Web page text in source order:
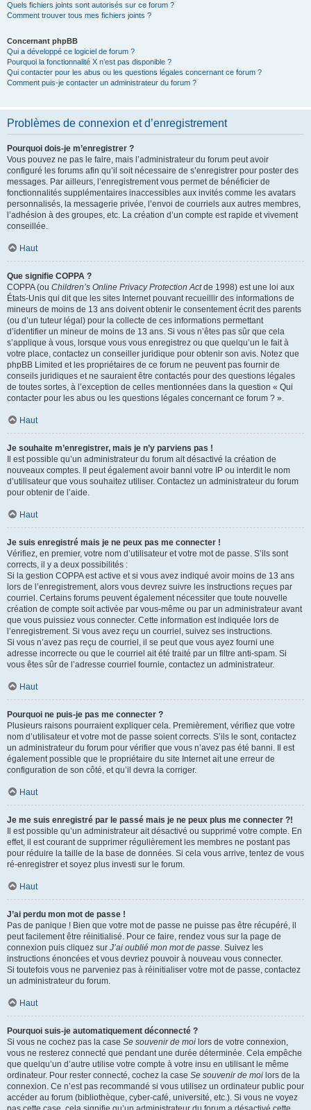
Quels fichiers joints sont autorisés sur ce forum ?
Comment trouver tous mes fichiers joints ?
Concernant phpBB
Qui a développé ce logiciel de forum ?
Pourquoi la fonctionnalité X n’est pas disponible ?
Qui contacter pour les abus ou les questions légales concernant ce forum ?
Comment puis-je contacter un administrateur du forum ?
Problèmes de connexion et d’enregistrement
Pourquoi dois-je m’enregistrer ?
Vous pouvez ne pas le faire, mais l’administrateur du forum peut avoir
configuré les forums afin qu’il soit nécessaire de s’enregistrer pour poster des
messages. Par ailleurs, l’enregistrement vous permet de bénéficier de
fonctionnalités supplémentaires inaccessibles aux invités comme les avatars
personnalisés, la messagerie privée, l’envoi de courriels aux autres membres,
l’adhésion à des groupes, etc. La création d’un compte est rapide et vivement
conseillée.
Haut
Que signifie COPPA ?
COPPA (ou Children’s Online Privacy Protection Actde 1998) est une loi aux
États-Unis qui dit que les sites Internet pouvant recueillir des informations de
mineurs de moins de 13 ans doivent obtenir le consentement écrit des parents
(ou d’un tuteur légal) pour la collecte de ces informations permettant
d’identifier un mineur de moins de 13 ans. Si vous n’êtes pas sûr que cela
s’applique à vous, lorsque vous vous enregistrez ou que quelqu’un le fait à
votre place, contactez un conseiller juridique pour obtenir son avis. Notez que
phpBB Limited et les propriétaires de ce forum ne peuvent pas fournir de
conseils juridiques et ne sauraient être contactés pour des questions légales
de toutes sortes, à l’exception de celles mentionnées dans la question « Qui
contacter pour les abus ou les questions légales concernant ce forum ? ».
Haut
Je souhaite m’enregistrer, mais je n’y parviens pas !
Il est possible qu’un administrateur du forum ait désactivé la création de
nouveaux comptes. Il peut également avoir banni votre IP ou interdit le nom
d’utilisateur que vous souhaitez utiliser. Contactez un administrateur du forum
pour obtenir de l’aide.
Haut
Je suis enregistré mais je ne peux pas me connecter !
Vérifiez, en premier, votre nom d’utilisateur et votre mot de passe. S’ils sont
corrects, il y a deux possibilités :
Si la gestion COPPA est active et si vous avez indiqué avoir moins de 13 ans
lors de l’enregistrement, alors vous devrez suivre les instructions reçues par
courriel. Certains forums peuvent également nécessiter que toute nouvelle
création de compte soit activée par vous-même ou par un administrateur avant
que vous puissiez vous connecter. Cette information est indiquée lors de
l’enregistrement. Si vous avez reçu un courriel, suivez ses instructions.
Si vous n’avez pas reçu de courriel, il se peut que vous ayez fourni une
adresse incorrecte ou que le courriel ait été traité par un filtre anti-spam. Si
vous êtes sûr de l’adresse courriel fournie, contactez un administrateur.
Haut
Pourquoi ne puis-je pas me connecter ?
Plusieurs raisons pourraient expliquer cela. Premièrement, vérifiez que votre
nom d’utilisateur et votre mot de passe soient corrects. S’ils le sont, contactez
un administrateur du forum pour vérifier que vous n’avez pas été banni. Il est
également possible que le propriétaire du site Internet ait une erreur de
configuration de son côté, et qu’il devra la corriger.
Haut
Je me suis enregistré par le passé mais je ne peux plus me connecter ?!
Il est possible qu’un administrateur ait désactivé ou supprimé votre compte. En
effet, il est courant de supprimer régulièrement les membres ne postant pas
pour réduire la taille de la base de données. Si cela vous arrive, tentez de vous
ré-enregistrer et soyez plus investi sur le forum.
Haut
J’ai perdu mon mot de passe !
Pas de panique ! Bien que votre mot de passe ne puisse pas être récupéré, il
peut facilement être réinitialisé. Pour ce faire, rendez vous sur la page de
connexion puis cliquez sur J’ai oublié mon mot de passe. Suivez les
instructions énoncées et vous devriez pouvoir à nouveau vous connecter.
Si toutefois vous ne parveniez pas à réinitialiser votre mot de passe, contactez
un administrateur du forum.
Haut
Pourquoi suis-je automatiquement déconnecté ?
Si vous ne cochez pas la case Se souvenir de moi lors de votre connexion,
vous ne resterez connecté que pendant une durée déterminée. Cela empêche
que quelqu’un d’autre utilise votre compte à votre insu en utilisant le même
ordinateur. Pour rester connecté, cochez la case Se souvenir de moi lors de la
connexion. Ce n’est pas recommandé si vous utilisez un ordinateur public pour
accéder au forum (bibliothèque, cyber-café, université, etc.). Si vous ne voyez